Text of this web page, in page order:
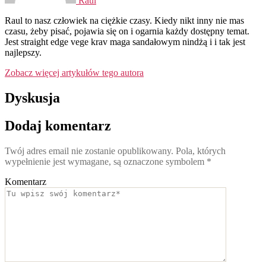
Raul to nasz człowiek na ciężkie czasy. Kiedy nikt inny nie mas
czasu, żeby pisać, pojawia się on i ogarnia każdy dostępny temat.
Jest straight edge vege krav maga sandałowym nindżą i i tak jest
najlepszy.
Zobacz więcej artykułów tego autora
Dyskusja
Dodaj komentarz
Twój adres email nie zostanie opublikowany. Pola, których
wypełnienie jest wymagane, są oznaczone symbolem *
Komentarz